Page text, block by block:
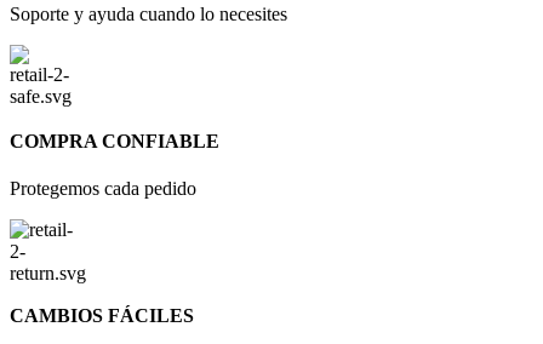
Soporte y ayuda cuando lo necesites
COMPRA CONFIABLE
Protegemos cada pedido
CAMBIOS FÁCILES